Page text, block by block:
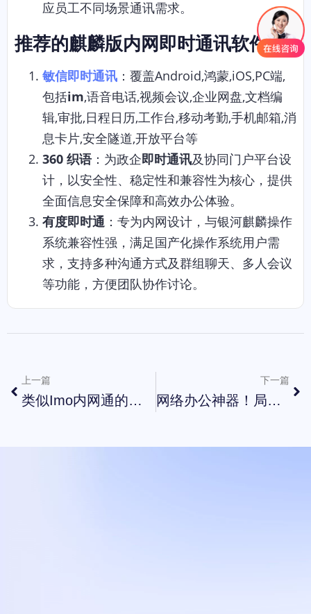
应员工不同场景通讯需求。
推荐的麒麟版内网即时通讯软件
敏信即时通讯 ：覆盖Android,鸿蒙,iOS,PC端,
包括im,语音电话,视频会议,企业网盘,文档编
辑,审批,日程日历,工作台,移动考勤,手机邮箱,消
息卡片,安全隧道,开放平台等
360 织语：为政企即时通讯及协同门户平台设
计，以安全性、稳定性和兼容性为核心，提供
全面信息安全保障和高效办公体验。
有度即时通 ：专为内网设计，与银河麒麟操作
系统兼容性强，满足国产化操作系统用户需
求，支持多种沟通方式及群组聊天、多人会议
等功能，方便团队协作讨论。
上一篇
类似imo内网通的局域网聊天工具
下一篇
网络办公神器！局域网即时通讯软件大比拼